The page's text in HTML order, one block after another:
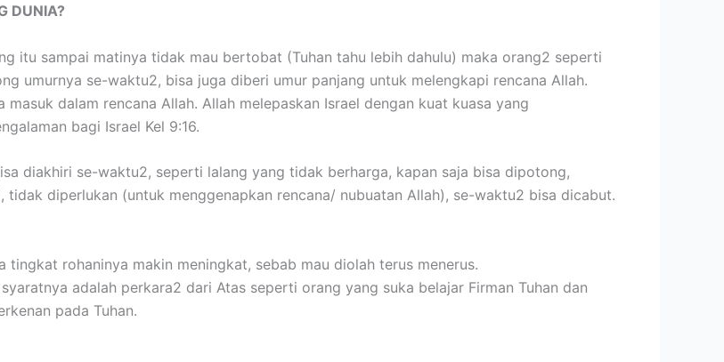
DUNIA?
itu sampai matinya tidak mau bertobat (Tuhan tahu lebih dahulu) maka orang2 seperti
umurnya se-waktu2, bisa juga diberi umur panjang untuk melengkapi rencana Allah.
dalam rencana Allah. Allah melepaskan Israel dengan kuat kuasa yang
bagi Israel Kel 9:16.
diakhiri se-waktu2, seperti lalang yang tidak berharga, kapan saja bisa dipotong,
tidak diperlukan (untuk menggenapkan rencana/ nubuatan Allah), se-waktu2 bisa dicabut.
tingkat rohaninya makin meningkat, sebab mau diolah terus menerus.
adalah perkara2 dari Atas seperti orang yang suka belajar Firman Tuhan dan
pada Tuhan.